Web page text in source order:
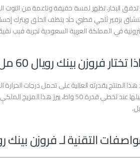
البخار، تظهر لمسة خفيفة وناعمة من التوت
بزفير ثلجي قطبي حاد ينظف الحلق ويترك
في المملكة العربية السعودية تجربة فيب
تختار فروزن بينك رويال 60 مل؟
هذا المنتج بقدرته العالية على تحمل درجات
تفاصيلها عند تخطي قدرة 50
التقنية لـ فروزن بينك رويال